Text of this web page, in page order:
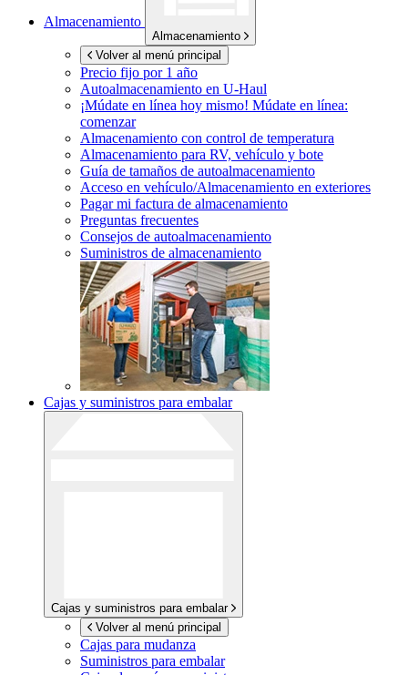
Almacenamiento
Almacenamiento
Volver al menú principal
Precio fijo por 1 año
Autoalmacenamiento en U-Haul
¡Múdate en línea hoy mismo! Múdate en línea:
comenzar
Almacenamiento con control de temperatura
Almacenamiento para RV, vehículo y bote
Guía de tamaños de autoalmacenamiento
Acceso en vehículo/Almacenamiento en exteriores
Pagar mi factura de almacenamiento
Preguntas frecuentes
Consejos de autoalmacenamiento
Suministros de almacenamiento
Cajas y suministros para embalar
Cajas y suministros para embalar
Volver al menú principal
Cajas para mudanza
Suministros para embalar